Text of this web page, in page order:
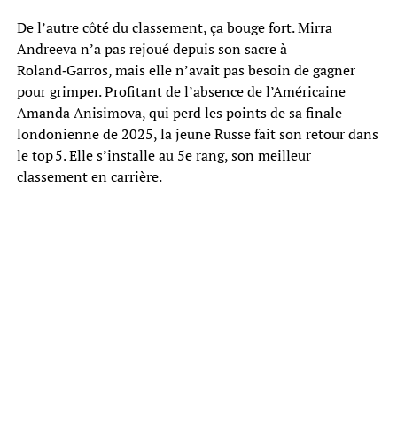
De l’autre côté du classement, ça bouge fort. Mirra
Andreeva n’a pas rejoué depuis son sacre à
Roland‑Garros, mais elle n’avait pas besoin de gagner
pour grimper. Profitant de l’absence de l’Américaine
Amanda Anisimova, qui perd les points de sa finale
londonienne de 2025, la jeune Russe fait son retour dans
le top 5. Elle s’installe au 5e rang, son meilleur
classement en carrière.